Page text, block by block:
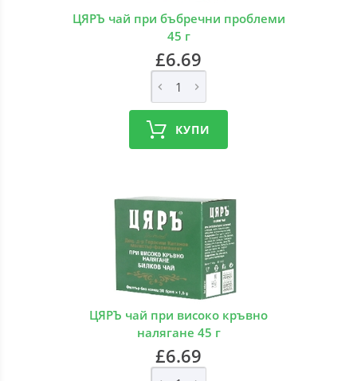
ЦЯРЪ чай при бъбречни проблеми
45 г
£6.69
КУПИ
ЦЯРЪ чай при високо кръвно
налягане 45 г
£6.69